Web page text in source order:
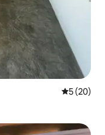
5 de uma
5 (20)